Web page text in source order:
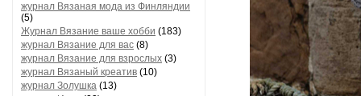
журнал Вязаная мода из Финляндии
(5)
Журнал Вязание ваше хобби (183)
журнал Вязание для вас (8)
журнал Вязание для взрослых (3)
журнал Вязаный креатив (10)
журнал Золушка (13)